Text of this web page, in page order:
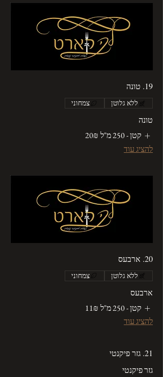
19. טונה
ללא גלוטן צמחוני
טונה
קטן - 250 מ"ל
‏20 ‏₪
להציג עוד
20. ארבעס
ללא גלוטן צמחוני
ארבעס
קטן - 250 מ"ל
‏11 ‏₪
להציג עוד
21. גזר פיקנטי
גזר פיקנטי